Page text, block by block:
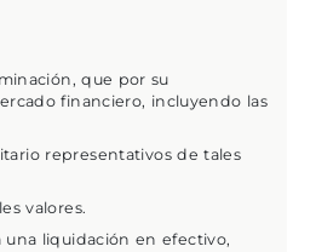
que por su
financiero, incluyendo las
representativos de tales
valores.
una liquidación en efectivo,